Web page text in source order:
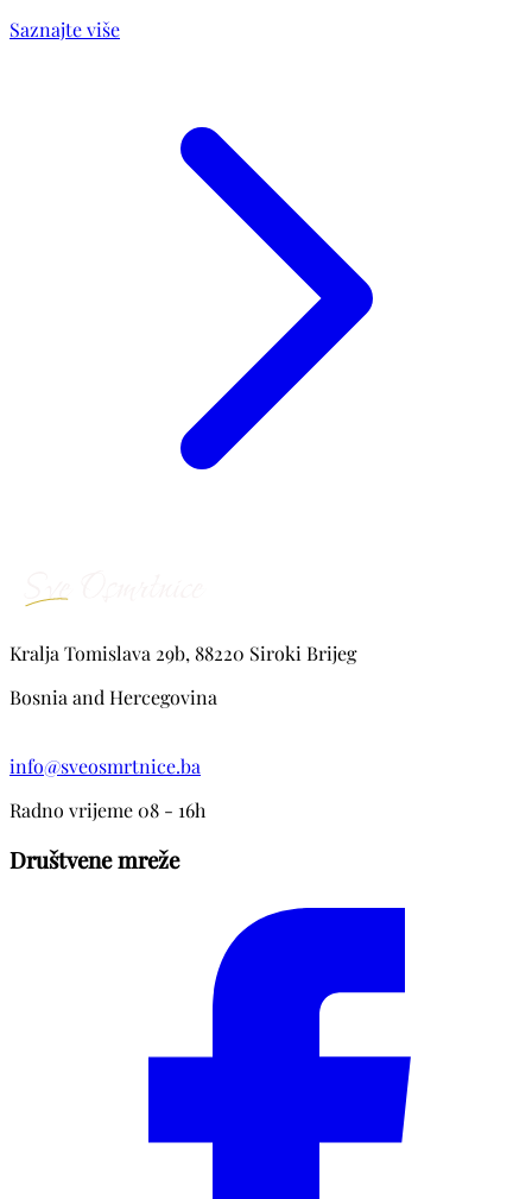
Saznajte više
Kralja Tomislava 29b, 88220 Siroki Brijeg
Bosnia and Hercegovina
info@sveosmrtnice.ba
Radno vrijeme 08 - 16h
Društvene mreže